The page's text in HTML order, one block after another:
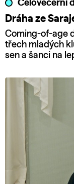
Celovečerní
Dráha ze
Coming-of-age
třech mladých
sen a šanci na